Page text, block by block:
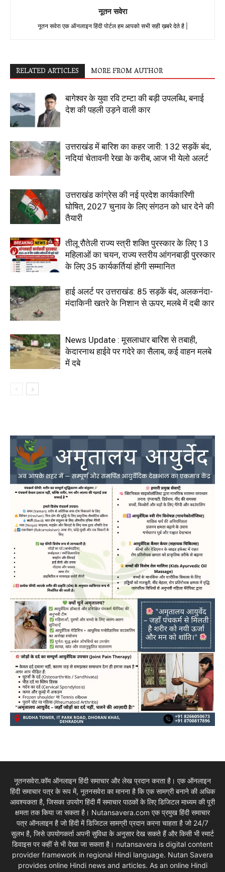
नूतन सवेरा
नूतन सवेरा एक ऑनलाइन हिंदी पोर्टल हम आपको सभी सही ख़बरे देते है |
RELATED ARTICLES MORE FROM AUTHOR
बागेश्वर के युवा रवि टम्टा की बड़ी उपलब्धि, बनाई
देश की पहली उड़ने वाली कार
उत्तराखंड में बारिश का कहर जारी: 132 सड़कें बंद,
नदियां चेतावनी रेखा के करीब, आज भी येलो अलर्ट
उत्तराखंड कांग्रेस की नई प्रदेश कार्यकारिणी
घोषित, 2027 चुनाव के लिए संगठन को धार देने की
तैयारी
तीलू रौतेली राज्य स्त्री शक्ति पुरस्कार के लिए 13
महिलाओं का चयन, राज्य स्तरीय आंगनबाड़ी पुरस्कार
के लिए 35 कार्यकर्तियां होंगी सम्मानित
हाई अलर्ट पर उत्तराखंड: 85 सड़कें बंद, अलकनंदा-
मंदाकिनी खतरे के निशान से ऊपर, मलबे में दबी कार
News Update : मूसलाधार बारिश से तबाही,
केदारनाथ हाईवे पर गदेरे का सैलाब, कई वाहन मलबे
में दबे
नूतनसवेरा.कॉम ऑनलाइन हिंदी समाचार और लेख प्रदान करता है। एक ऑनलाइन
हिंदी समाचार पत्र के रूप में, नूतनसवेरा का मानना है कि एक सामग्री बनाने की अधिक
आवश्यकता है, जिसका उपयोग हिंदी मैं समाचार पाठकों के लिए डिजिटल माध्यम की पूरी
क्षमता तक किया जा सकता है। Nutansavera.com एक प्रमुख हिंदी समाचार
पत्र ऑनलाइन है जो हिंदी में डिजिटल सामग्री प्रदान करना चाहता है जो 24/7
सुलभ है, जिसे उपयोगकर्ता अपनी सुविधा के अनुसार देख सकते हैं और किसी भी स्मार्ट
डिवाइस पर कहीं से भी देखा जा सकता है। nutansavera is digital content
provider framework in regional Hindi language. Nutan Savera
provides online Hindi news and articles. As an online Hindi